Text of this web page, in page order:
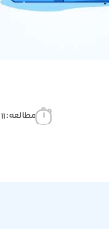
مطالعه: ۱۱ دقیقه